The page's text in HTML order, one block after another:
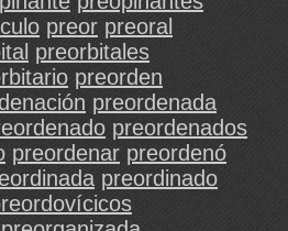
preor preoral
preorbitales
preorden
preordenada
preordenados
preordenar preordenó
preordinado